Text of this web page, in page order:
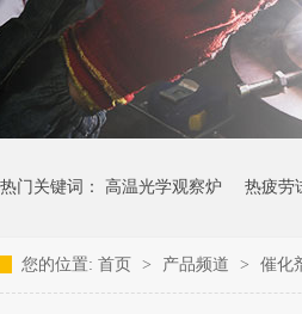
热门关键词： 高温光学观察炉 热疲劳
您的位置: 首页 > 产品频道 > 催化